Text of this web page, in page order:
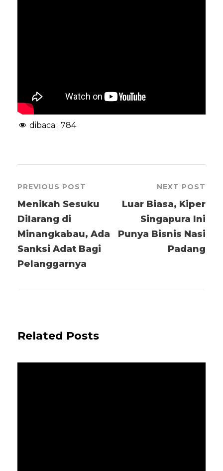
dibaca : 784
PREVIOUS POST
Menikah Sesuku
Dilarang di
Minangkabau, Ada
Sanksi Adat Bagi
Pelanggarnya
NEXT POST
Luar Biasa, Kiper
Singapura Ini
Punya Bisnis Nasi
Padang
Related Posts